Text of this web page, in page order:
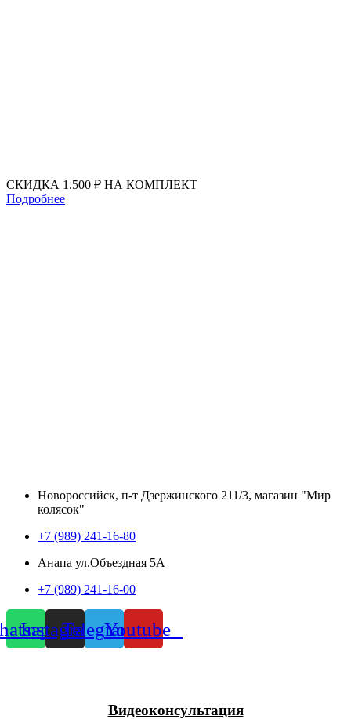
СКИДКА 1.500 ₽ НА КОМПЛЕКТ
Подробнее
Новороссийск, п-т Дзержинского 211/3, магазин "Мир
колясок"
+7 (989) 241-16-80
Анапа ул.Объездная 5А
+7 (989) 241-16-00
InstagramTelegramYoutube
Видеоконсультация